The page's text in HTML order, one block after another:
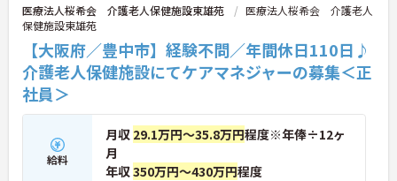
医療法人桜希会 介護老人保健施設東雄苑
医療法人桜希会 介護老人
保健施設東雄苑
【大阪府／豊中市】経験不問／年間休日110日♪
介護老人保健施設にてケアマネジャーの募集＜正
社員＞
給料
月収 29.1万円～35.8万円程度※年俸÷12ヶ
月
年収350万円～430万円程度